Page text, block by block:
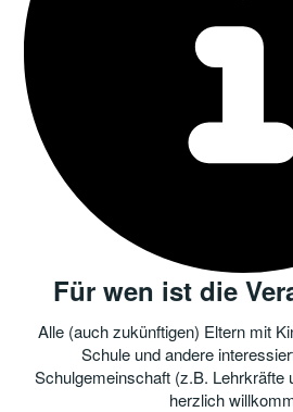
Für wen ist die
Alle (auch zukünftigen) Eltern mit
Schule und andere
Schulgemeinschaft (z.B. Lehrkräfte
herzlich